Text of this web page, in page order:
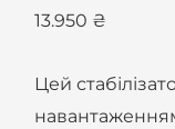
13.950 ₴
Цей